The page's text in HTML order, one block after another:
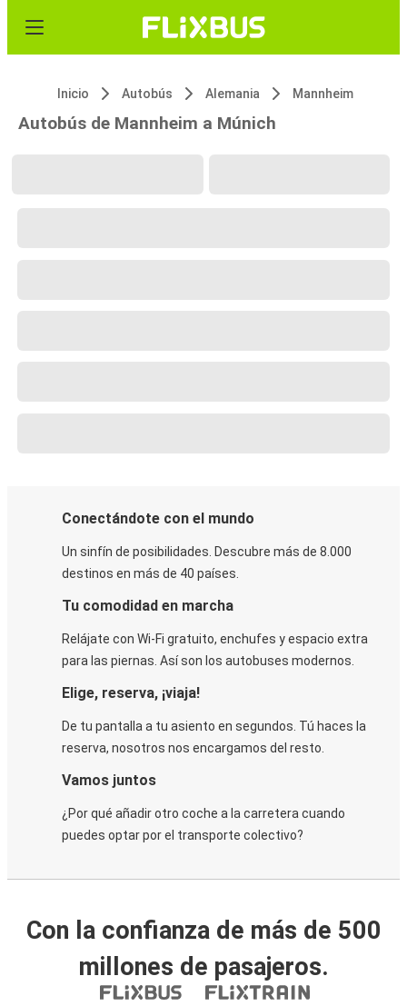
Inicio Autobús Alemania Mannheim
Autobús de Mannheim a Múnich
Conectándote con el mundo
Un sinfín de posibilidades. Descubre más de 8.000
destinos en más de 40 países.
Tu comodidad en marcha
Relájate con Wi-Fi gratuito, enchufes y espacio extra
para las piernas. Así son los autobuses modernos.
Elige, reserva, ¡viaja!
De tu pantalla a tu asiento en segundos. Tú haces la
reserva, nosotros nos encargamos del resto.
Vamos juntos
¿Por qué añadir otro coche a la carretera cuando
puedes optar por el transporte colectivo?
Con la confianza de más de 500
millones de pasajeros.